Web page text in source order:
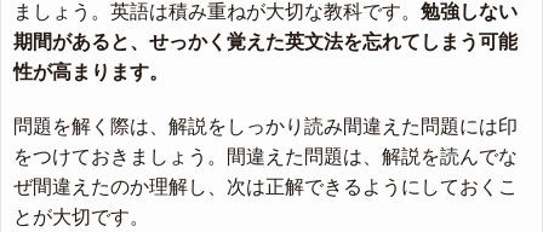
ましょう。英語は積み重ねが大切な教科です。 勉強しない
期間があると、せっかく覚えた英文法を忘れてしまう可能
性が高まります。
問題を解く際は、解説をしっかり読み間違えた問題には印
をつけておきましょう。間違えた問題は、解説を読んでな
ぜ間違えたのか理解し、次は正解できるようにしておくこ
とが大切です。